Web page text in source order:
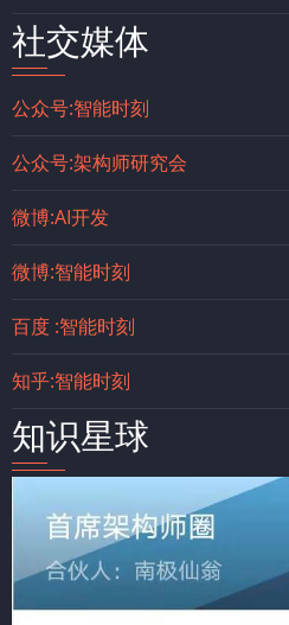
社交媒体
公众号:智能时刻
公众号:架构师研究会
微博:AI开发
微博:智能时刻
百度 :智能时刻
知乎:智能时刻
知识星球